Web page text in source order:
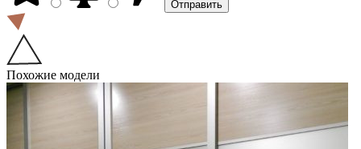
Похожие модели